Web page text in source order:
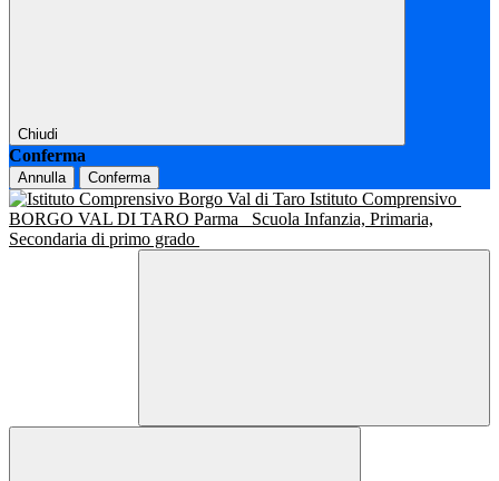
Chiudi
Conferma
Annulla Conferma
Istituto Comprensivo
BORGO VAL DI TARO Parma
Scuola Infanzia, Primaria,
Secondaria di primo grado